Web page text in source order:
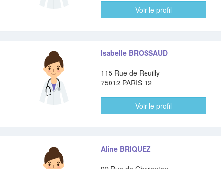
Voir le profil
Isabelle BROSSAUD
115 Rue de Reuilly
75012 PARIS 12
Voir le profil
Aline BRIQUEZ